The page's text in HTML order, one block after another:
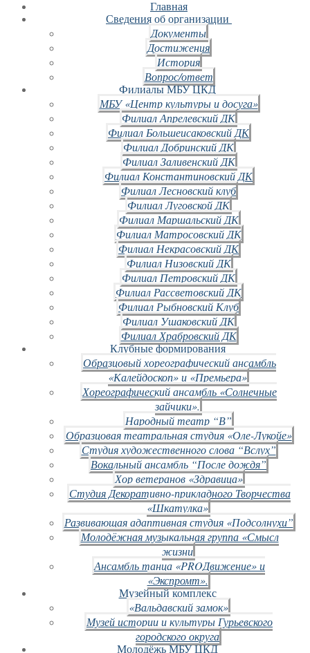
Главная
Сведения об организации
Документы
Достижения
История
Вопрос/ответ
Филиалы МБУ ЦКД
МБУ «Центр культуры и досуга»
Филиал Апрелевский ДК
Филиал Большеисаковский ДК
Филиал Добринский ДК
Филиал Заливенский ДК
Филиал Константиновский ДК
Филиал Лесновский клуб
Филиал Луговской ДК
Филиал Маршальский ДК
Филиал Матросовский ДК
Филиал Некрасовский ДК
Филиал Низовский ДК
Филиал Петровский ДК
Филиал Рассветовский ДК
Филиал Рыбновский Клуб
Филиал Ушаковский ДК
Филиал Храбровский ДК
Клубные формирования
Образцовый хореографический ансамбль
«Калейдоскоп» и «Премьера»
Хореографический ансамбль «Солнечные
зайчики».
Народный театр “В”
Образцовая театральная студия «Оле-Лукойе»
Студия художественного слова “Вслух”
Вокальный ансамбль “После дождя”
Хор ветеранов «Здравица»
Студия Декоративно-прикладного Творчества
«Шкатулка»
Развивающая адаптивная студия «Подсолнухи”
Молодёжная музыкальная группа «Смысл
жизни
Ансамбль танца «PROДвижение» и
«Экспромт».
Музейный комплекс
«Вальдавский замок»
Музей истории и культуры Гурьевского
городского округа
Молодёжь МБУ ЦКД